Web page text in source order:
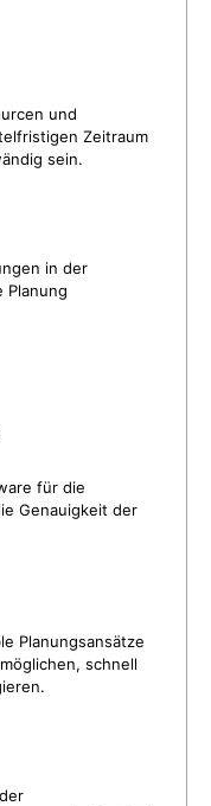
und
Zeitraum
sein.
in der
Planung
für die
Genauigkeit der
Planungsansätze
schnell